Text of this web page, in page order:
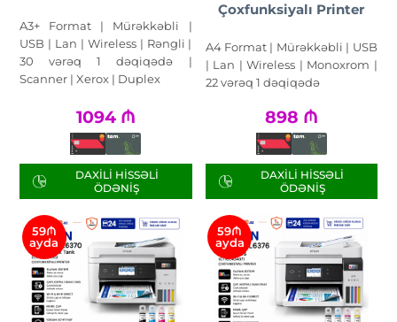
A3+ Format | Mürəkkəbli |
USB | Lan | Wireless | Rəngli |
30 vərəq 1 dəqiqədə |
Scanner | Xerox | Duplex
1094 ₼
DAXILI HISSƏLI
ÖDƏNIŞ
Çoxfunksiyalı Printer
A4 Format | Mürəkkəbli | USB
| Lan | Wireless | Monoxrom |
22 vərəq 1 dəqiqədə
898 ₼
DAXILI HISSƏLI
ÖDƏNIŞ
59₼
ayda
59₼
ayda